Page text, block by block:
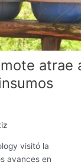
atrae
visitó la
avances en